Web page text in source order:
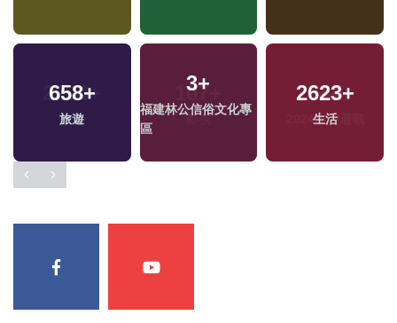
658+
旅遊
3+
福建林公信俗文化專
區
2623+
生活